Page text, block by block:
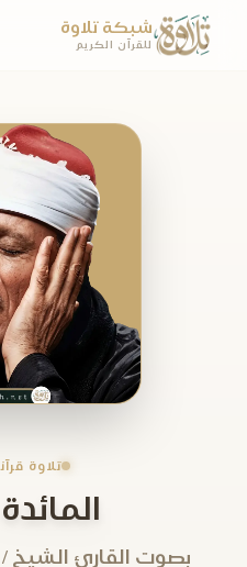
شبكة تلاوة
للقرآن الكريم
تلاوة
المائدة 97-
بصوت القارئ الشيخ